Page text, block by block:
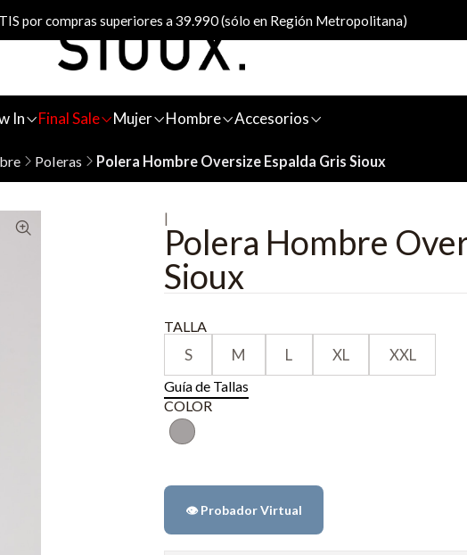
In Final Sale Mujer Hombre Accesorios
por compras superiores a 39.990 (sólo en Región Metropolitana)
Poleras Polera Hombre Oversize Espalda Gris Sioux
|
Polera Hombre
Sioux
TALLA
S M L XL XXL
Guía de Tallas
COLOR
👁️ Probador Virtual